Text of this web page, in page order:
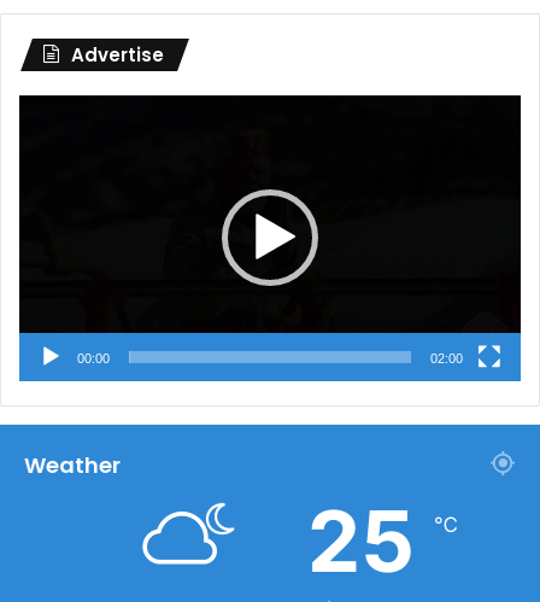
Advertise
00:00 02:00
Weather
25 ℃